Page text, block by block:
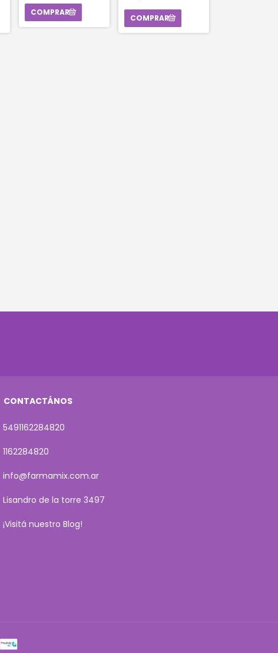
CONTACTÁNOS
5491162284820
1162284820
info@farmamix.com.ar
Lisandro de la torre 3497
¡Visitá nuestro Blog!